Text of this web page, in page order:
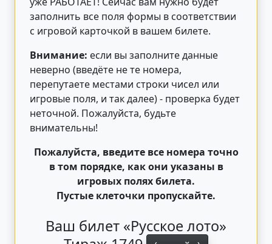
заполнить все поля формы в соответствии
с игровой карточкой в вашем билете.
Внимание: если вы заполните данные
неверно (введёте не те номера,
перепутаете местами строки чисел или
игровые поля, и так далее) - проверка будет
неточной. Пожалуйста, будьте
внимательны!
Пожалуйста, введите все номера точно
в том порядке, как они указаны в
игровых полях билета.
Пустые клеточки пропускайте.
Ваш билет «Русское лото»